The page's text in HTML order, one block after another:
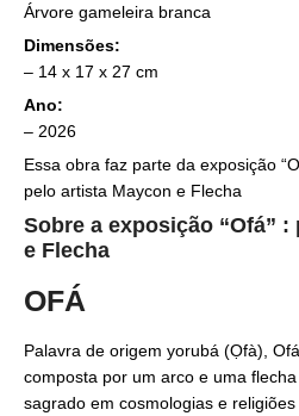
Árvore gameleira branca
Dimensões:
– 14 x 17 x 27 cm
Ano:
– 2026
Essa obra faz parte da exposição
pelo artista Maycon e Flecha
Sobre a exposição “Ofá”
e Flecha
OFÁ
Palavra de origem yorubá (Ọfà),
composta por um arco e uma
sagrado em cosmologias e